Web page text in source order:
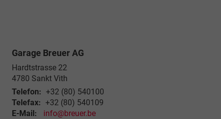
Garage Breuer AG
Hardtstrasse 22
4780 Sankt Vith
Telefon: +32 (80) 540100
Telefax: +32 (80) 540109
E-Mail:
info@breuer.be